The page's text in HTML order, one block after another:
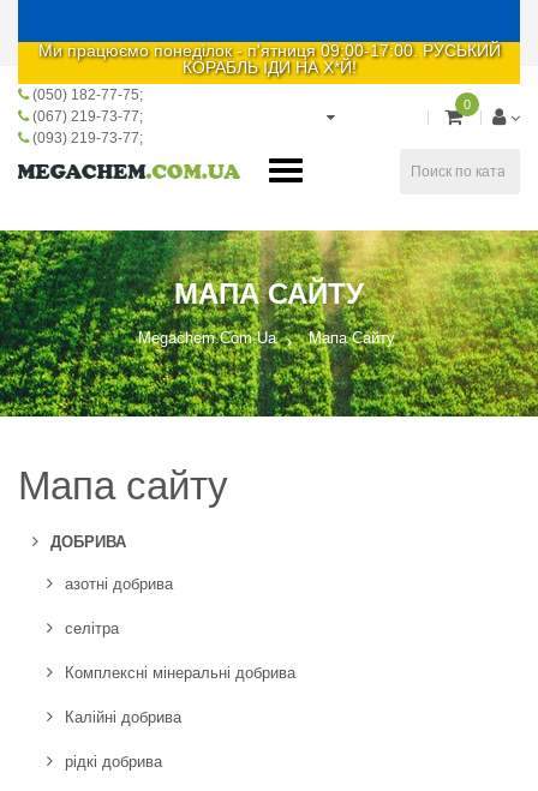
Ми працюємо понеділок - п'ятниця 09:00-17:00. РУСЬКИЙ
КОРАБЛЬ ІДИ НА Х*Й!
(050) 182-77-75
(067) 219-73-77
(093) 219-73-77
0
МАПА САЙТУ
Megachem.com.ua Мапа Сайту
Мапа сайту
ДОБРИВА
азотні добрива
селітра
Комплексні мінеральні добрива
Калійні добрива
рідкі добрива